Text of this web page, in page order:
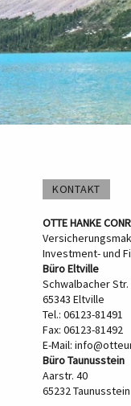
KONTAKT
OTTE HANKE
Investment- und
Büro Eltville
Schwalbacher Str.
65343 Eltville
Tel.: 06123-81491
Fax: 06123-81492
E-Mail:
Büro Taunusstein
Aarstr. 40
65232 Taunusstein